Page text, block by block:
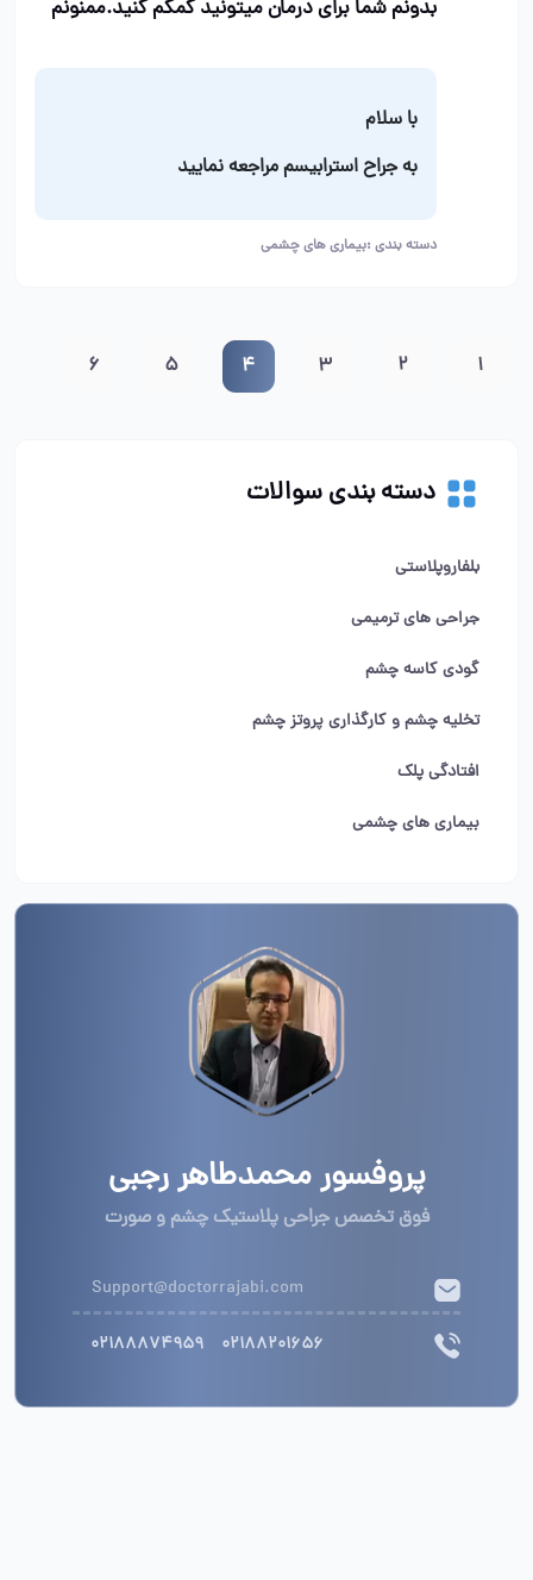
بدونم شما برای درمان میتونید کمکم کنید.ممنونم
با سلام
به جراح استرابیسم مراجعه نمایید
دسته بندی :بیماری های چشمی
1
2
3
4
5
6
دسته بندی سوالات
بلفاروپلاستی
جراحی های ترمیمی
گودی کاسه چشم
تخلیه چشم و کارگذاری پروتز چشم
افتادگی پلک
بیماری های چشمی
پروفسور محمدطاهر رجبی
فوق تخصص جراحی پلاستیک چشم و صورت
Support@doctorrajabi.com
02188201656
02188874959